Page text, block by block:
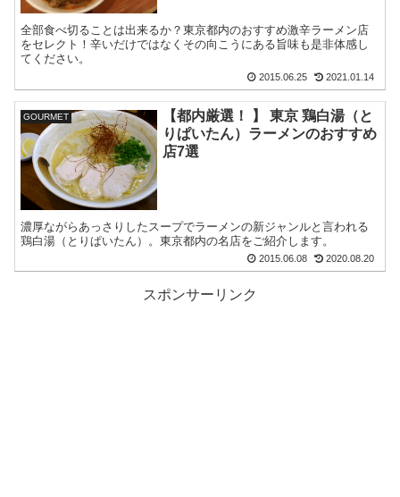
全部食べ切ることは出来るか？東京都内のおすすめ激辛ラーメン店
をセレクト！辛いだけではなくその向こうにある旨味も是非体感し
てください。
2015.06.25 2021.01.14
GOURMET
【都内厳選！ 】 東京 鶏白湯（と
りぱいたん）ラーメンのおすすめ
店7選
濃厚ながらあっさりしたスープでラーメンの新ジャンルと言われる
鶏白湯（とりぱいたん）。東京都内の名店をご紹介します。
2015.06.08 2020.08.20
スポンサーリンク